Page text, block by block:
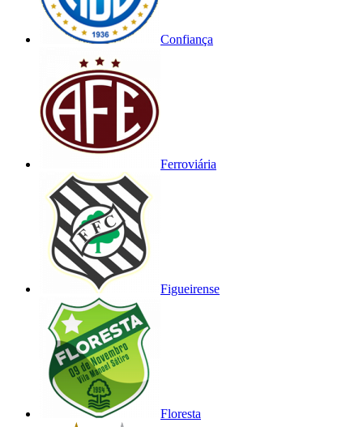
Confiança
Ferroviária
Figueirense
Floresta